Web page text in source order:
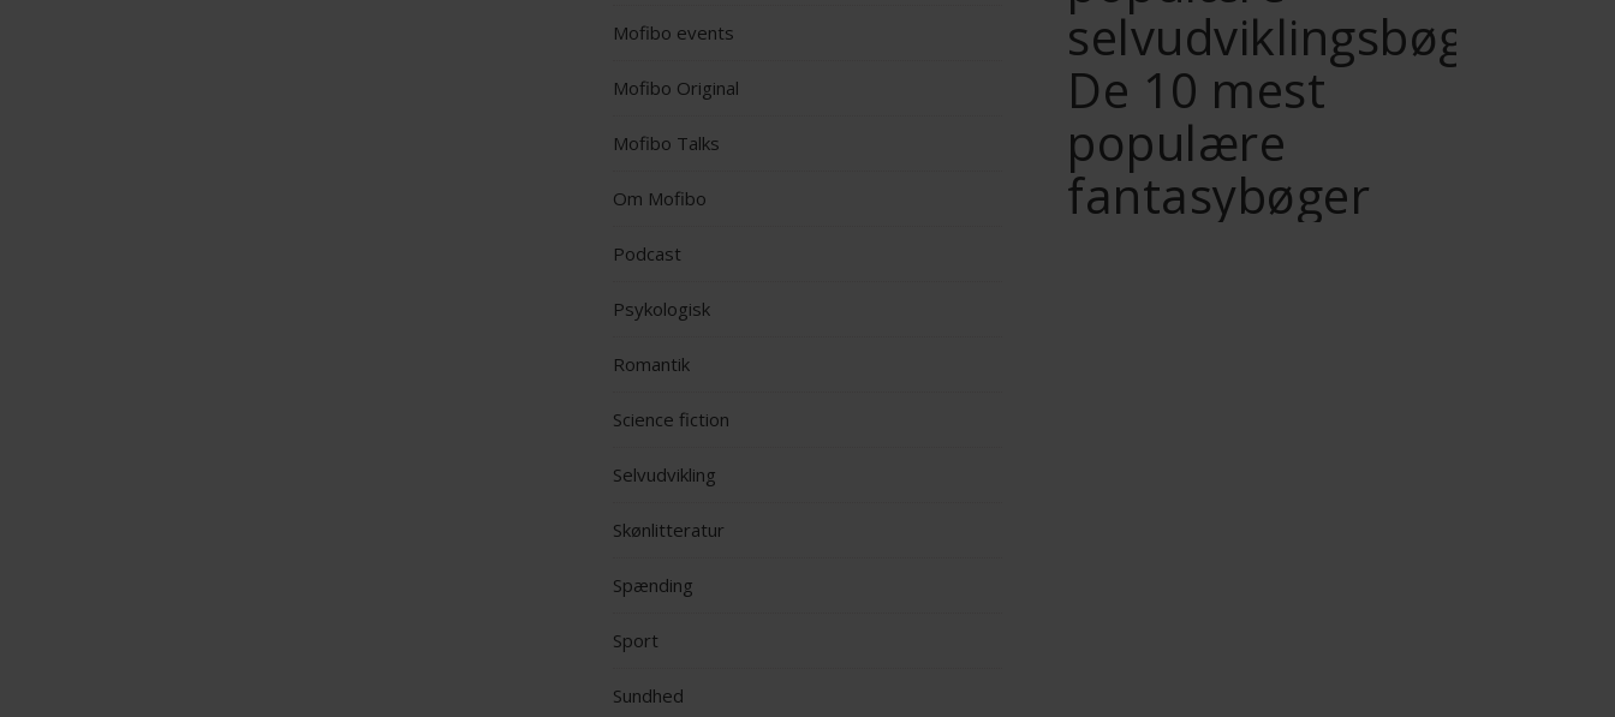
Mofibo events
Mofibo Original
Mofibo Talks
Om Mofibo
Podcast
Psykologisk
Romantik
Science fiction
Selvudvikling
Skønlitteratur
Spænding
Sport
Sundhed
selvudviklingsbøger
De 10 mest
populære
fantasybøger